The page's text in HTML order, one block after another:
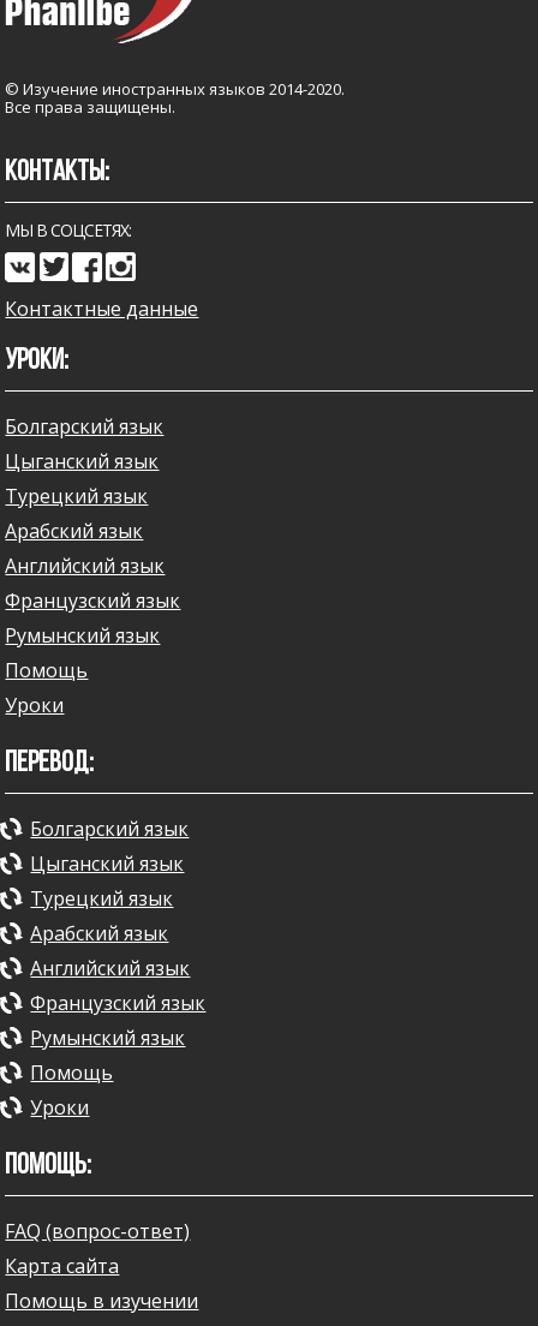
© Изучение иностранных языков 2014-2020.
Все права защищены.
УРОКИ:
Болгарский язык
Цыганский язык
Турецкий язык
Арабский язык
Английский язык
Французский язык
Румынский язык
Помощь
Уроки
ПЕРЕВОД:
Болгарский язык
Цыганский язык
Турецкий язык
Арабский язык
Английский язык
Французский язык
Румынский язык
Помощь
Уроки
ПОМОЩЬ:
FAQ (вопрос-ответ)
Карта сайта
Помощь в изучении
КОНТАКТЫ:
МЫ В СОЦСЕТЯХ:
Контактные данные